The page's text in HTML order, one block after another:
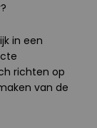
in een
richten op
van de